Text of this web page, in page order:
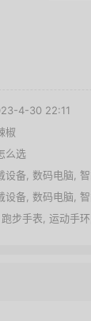
4-30 22:11
椒
么选
设备 数码电脑
设备 数码电脑
跑步手表 运动手环